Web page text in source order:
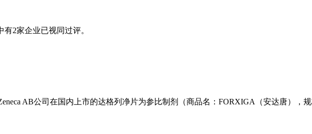
2家企业已视同过评。
AB公司在国内上市的达格列净片为参比制剂（商品名：FORXIGA（安达唐），规